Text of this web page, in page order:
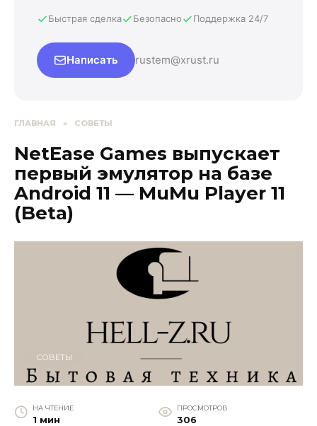
Быстрая сделка Безопасно Поддержка 24/7
Написать rustem@xrust.ru
ГЛАВНАЯ » СОВЕТЫ
NetEase Games выпускает
первый эмулятор на базе
Android 11 — MuMu Player 11
(Beta)
СОВЕТЫ
НА ЧТЕНИЕ
1 мин
ПРОСМОТРОВ
306